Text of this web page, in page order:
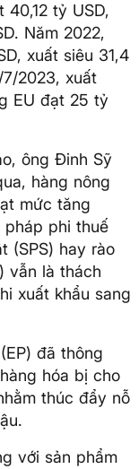
40,12 tỷ USD,
Năm 2022,
xuất siêu 31,4
2023, xuất
EU đạt 25 tỷ
ông Đinh Sỹ
hàng nông
mức tăng
phi thuế
(SPS) hay rào
vẫn là thách
xuất khẩu sang
đã thông
hóa bị cho
thúc đẩy nỗ
với sản phẩm